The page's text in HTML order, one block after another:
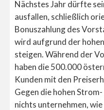
Nächstes Jahr dürfte
ausfallen, schließlich
Bonuszahlung des
wird aufgrund der
steigen. Während der
haben die 500.000
Kunden mit den
Gegen die hohen
nichts unternehmen,